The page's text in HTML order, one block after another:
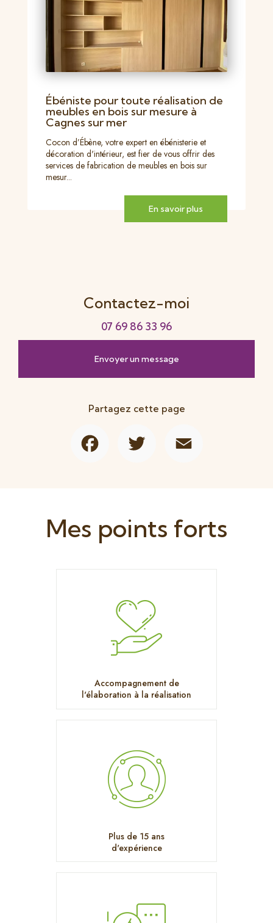
Ébéniste pour toute réalisation de
meubles en bois sur mesure à
Cagnes sur mer
Cocon d’Ébène, votre expert en ébénisterie et
décoration d'intérieur, est fier de vous offrir des
services de fabrication de meubles en bois sur
mesur...
En savoir plus
Contactez-moi
07 69 86 33 96
Envoyer un message
Partagez cette page
Mes points forts
Accompagnement de
l'élaboration à la réalisation
Plus de 15 ans
d'expérience